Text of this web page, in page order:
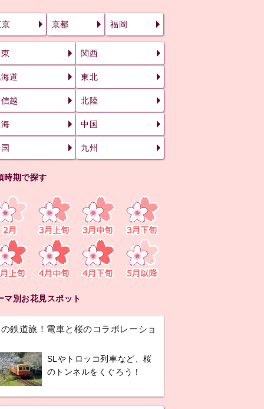
京 京都 福岡
関西
道 東北
越 北陸
中国
九州
時期で探す
マ別お花見スポット
鉄道旅！電車と桜のコラボレーショ
SLやトロッコ列車など、桜
のトンネルをくぐろう！